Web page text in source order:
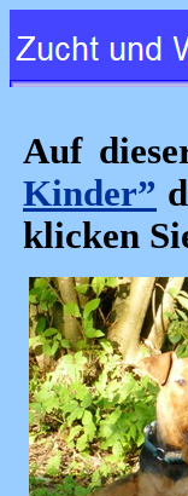
Auf
Kinder”
klicken